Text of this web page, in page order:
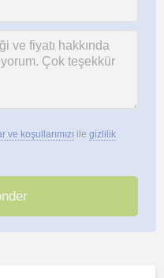
ve koşullarımızı ile gizlilik